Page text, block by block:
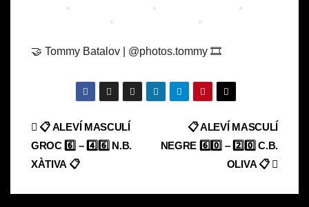
🤝 Tommy Batalov | @photos.tommy 🎞️
Navegación
de
entradas
📋 ALEVÍ MASCULÍ
NEGRE 6️⃣0️⃣ – 2️⃣0️⃣ C.B.
OLIVA 📋
📋 ALEVÍ MASCULÍ
GROC 6️⃣ – 4️⃣6️⃣ N.B.
XÀTIVA 📋